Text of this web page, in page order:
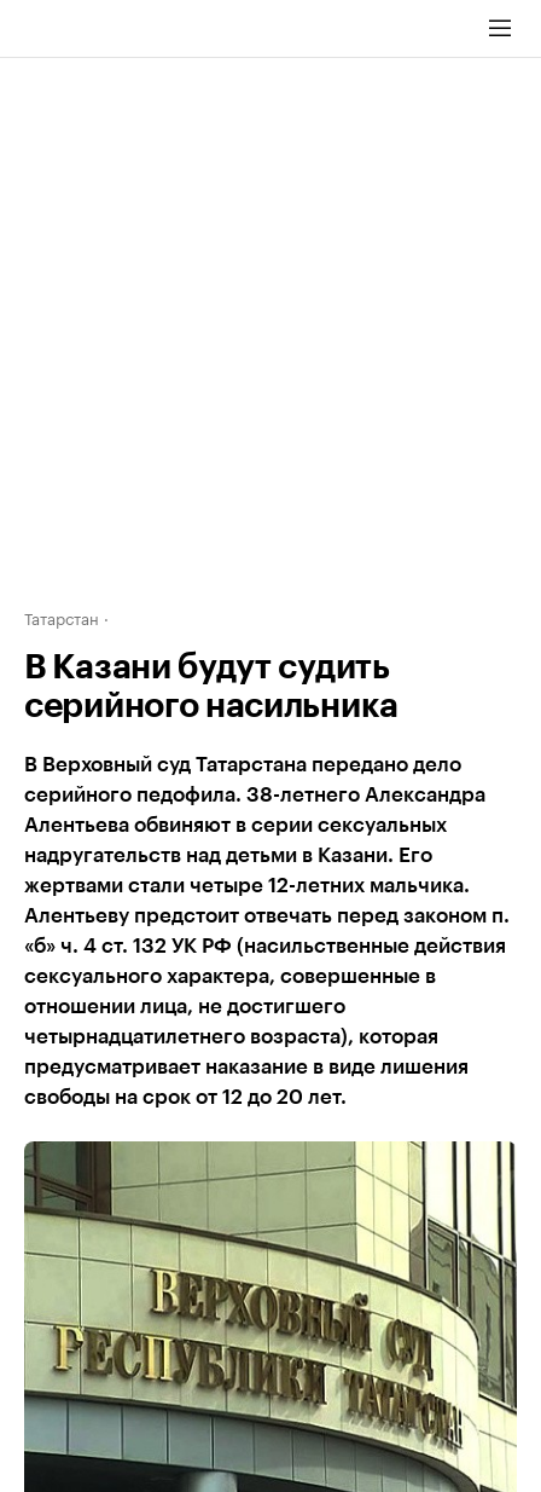
Татарстан
В Казани будут судить
серийного насильника
В Верховный суд Татарстана передано дело
серийного педофила. 38-летнего Александра
Алентьева обвиняют в серии сексуальных
надругательств над детьми в Казани. Его
жертвами стали четыре 12-летних мальчика.
Алентьеву предстоит отвечать перед законом п.
«б» ч. 4 ст. 132 УК РФ (насильственные действия
сексуального характера, совершенные в
отношении лица, не достигшего
четырнадцатилетнего возраста), которая
предусматривает наказание в виде лишения
свободы на срок от 12 до 20 лет.